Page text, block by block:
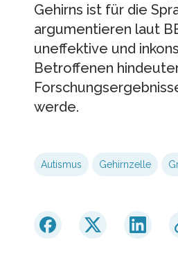
Gehirns ist für die
argumentieren laut
uneffektive und
Betroffenen
werde.
Autismus Gehirnzelle